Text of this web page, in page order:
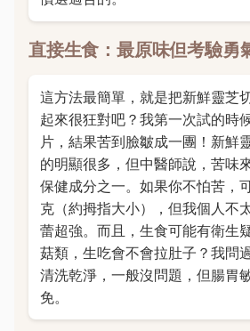
直接生食：最原味但考驗勇
這方法最簡單，就是把新鮮靈芝
起來很狂對吧？我第一次試的時
片，結果苦到臉皺成一團！新鮮
的明顯很多，但中醫師說，苦味
保健成分之一。如果你不怕苦，
克（約拇指大小），但我個人不
蕾超強。而且，生食可能有衛生
菇類，生吃會不會拉肚子？我問
清洗乾淨，一般沒問題，但腸胃
免。